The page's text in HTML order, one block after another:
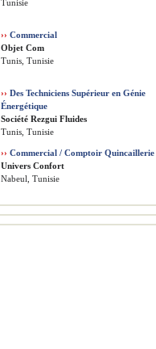
Tunisie
›› Commercial
Objet Com
Tunis, Tunisie
›› Des Techniciens Supérieur en Génie
Énergétique
Société Rezgui Fluides
Tunis, Tunisie
›› Commercial / Comptoir Quincaillerie
Univers Confort
Nabeul, Tunisie